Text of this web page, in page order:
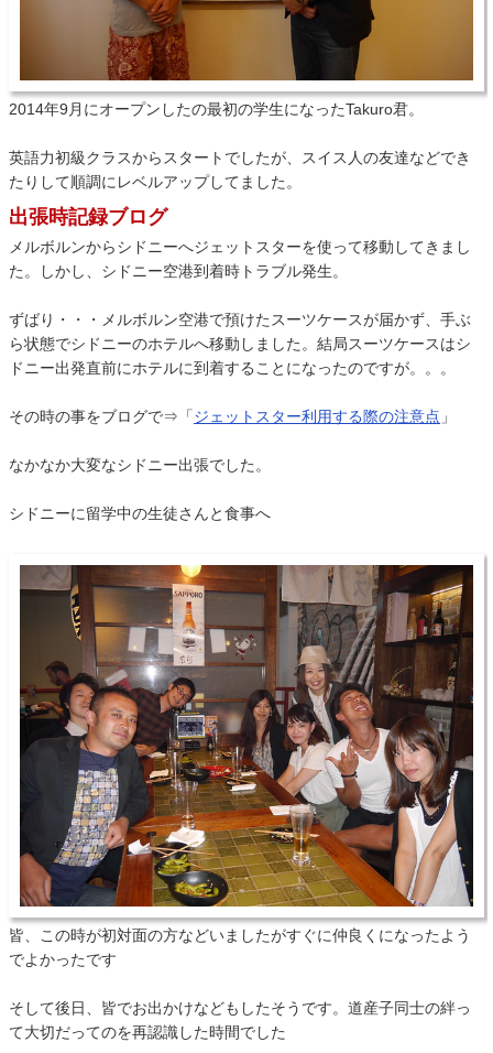
2014年9月にオープンしたの最初の学生になったTakuro君。
英語力初級クラスからスタートでしたが、スイス人の友達などでき
たりして順調にレベルアップしてました。
出張時記録ブログ
メルボルンからシドニーへジェットスターを使って移動してきまし
た。しかし、シドニー空港到着時トラブル発生。
ずばり・・・メルボルン空港で預けたスーツケースが届かず、手ぶ
ら状態でシドニーのホテルへ移動しました。結局スーツケースはシ
ドニー出発直前にホテルに到着することになったのですが。。。
その時の事をブログで⇒「ジェットスター利用する際の注意点 」
なかなか大変なシドニー出張でした。
シドニーに留学中の生徒さんと食事へ
皆、この時が初対面の方などいましたがすぐに仲良くになったよう
でよかったです
そして後日、皆でお出かけなどもしたそうです。道産子同士の絆っ
て大切だってのを再認識した時間でした